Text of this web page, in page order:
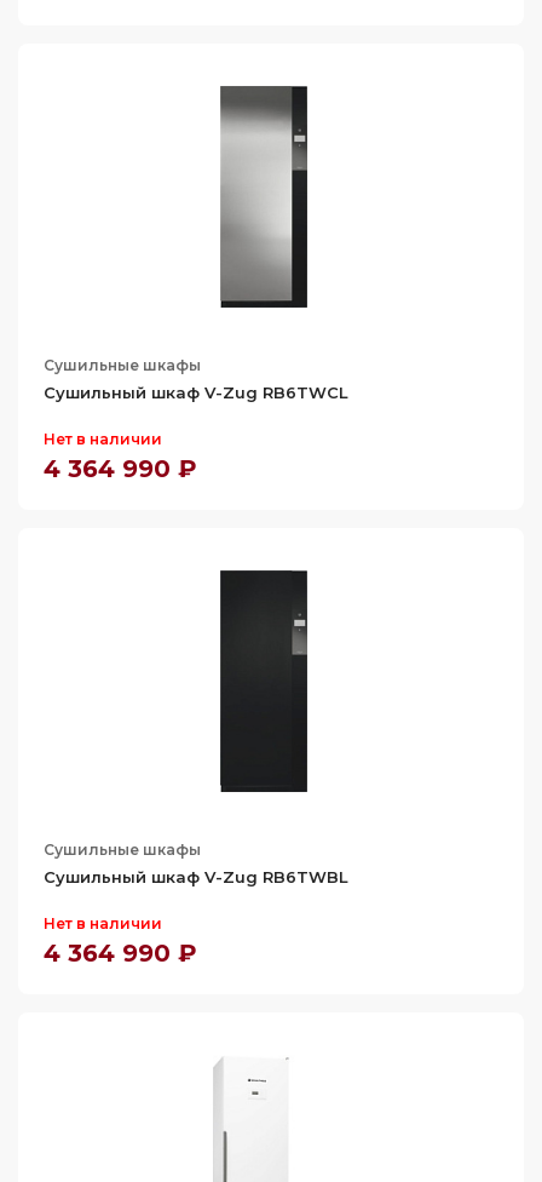
Сушильные шкафы
Сушильный шкаф V-Zug RB6TWСL
Нет в наличии
4 364 990 ₽
Сушильные шкафы
Сушильный шкаф V-Zug RB6TWBL
Нет в наличии
4 364 990 ₽